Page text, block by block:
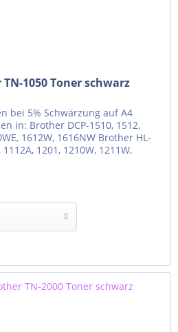
1050 Toner schwarz
bei 5% Schwärzung auf A4
in: Brother DCP-1510, 1512,
1612W, 1616NW Brother HL-
1201, 1210W, 1211W,